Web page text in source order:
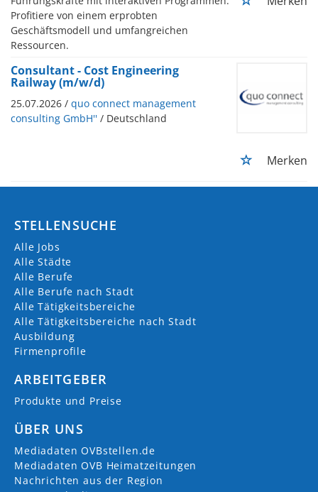
Profitiere von einem erprobten
Geschäftsmodell und umfangreichen
Ressourcen.
Consultant - Cost Engineering
Railway (m/w/d)
25.07.2026 / quo connect management
consulting GmbH'' / Deutschland
Merken
STELLENSUCHE
Alle Jobs
Alle Städte
Alle Berufe
Alle Berufe nach Stadt
Alle Tätigkeitsbereiche
Alle Tätigkeitsbereiche nach Stadt
Ausbildung
Firmenprofile
ARBEITGEBER
Produkte und Preise
ÜBER UNS
Mediadaten OVBstellen.de
Mediadaten OVB Heimatzeitungen
Nachrichten aus der Region